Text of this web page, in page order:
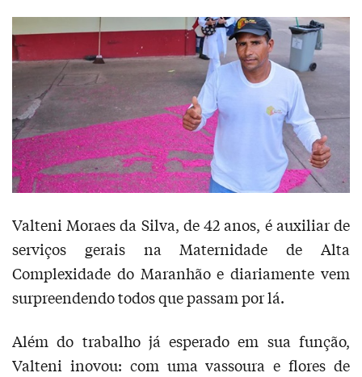
Valteni Moraes da Silva, de 42 anos, é auxiliar de
serviços gerais na Maternidade de Alta
Complexidade do Maranhão e diariamente vem
surpreendendo todos que passam por lá.
Além do trabalho já esperado em sua função,
Valteni inovou: com uma vassoura e flores de